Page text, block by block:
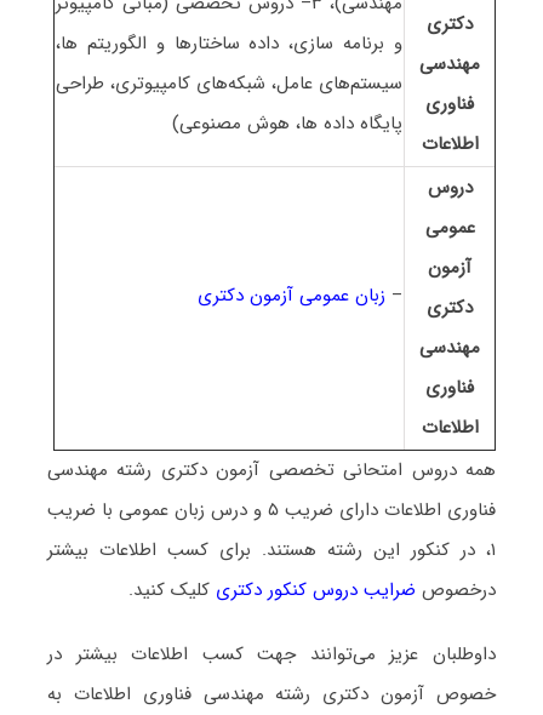
دکتری
مهندسی
فناوری
اطلاعات
و برنامه سازی، داده ساختارها و الگوریتم ها،
سیستم‌های عامل، شبکه‌های کامپیوتری، طراحی
پایگاه داده ها، هوش مصنوعی)
دروس
عمومی
آزمون
دکتری
مهندسی
فناوری
اطلاعات
– زبان عمومی آزمون دکتری
همه دروس امتحانی تخصصی آزمون دکتری رشته مهندسی
فناوری اطلاعات دارای ضریب ۵ و درس زبان عمومی با ضریب
۱، در کنکور این رشته هستند.
برای کسب اطلاعات بیشتر
درخصوص ضرایب دروس کنکور دکتری کلیک کنید.
داوطلبان عزیز می‌توانند جهت کسب اطلاعات بیشتر در
خصوص آزمون دکتری رشته مهندسی فناوری اطلاعات به